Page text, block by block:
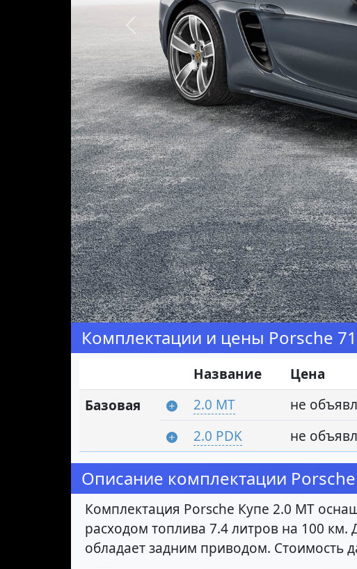
Предыдущая
Комплектации и цены Porsche
Название Цена
Базовая
2.0 MT не
2.0 PDK
не
Описание комплектации
Комплектация Porsche Купе 2.0 MT
расходом топлива 7.4 литров на 100 км.
обладает задним приводом. Стоимость